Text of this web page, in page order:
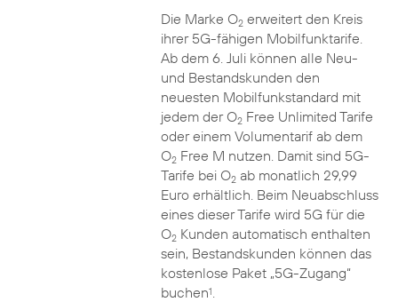
Die Marke O2erweitert den Kreis
ihrer 5G-fähigen Mobilfunktarife.
Ab dem 6. Juli können alle Neu-
und Bestandskunden den
neuesten Mobilfunkstandard mit
jedem der O2Free Unlimited Tarife
oder einem Volumentarif ab dem
O2Free M nutzen. Damit sind 5G-
Tarife bei O2ab monatlich 29,99
Euro erhältlich. Beim Neuabschluss
eines dieser Tarife wird 5G für die
O2Kunden automatisch enthalten
sein, Bestandskunden können das
kostenlose Paket „5G-Zugang“
buchen1.